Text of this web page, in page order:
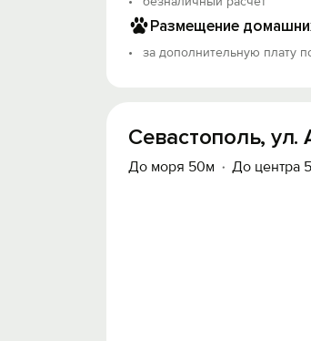
Размещение
за дополнительную плату
Севастополь, ул.
До моря 50м До центра